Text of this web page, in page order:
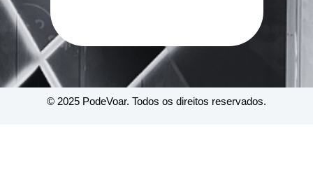
© 2025 PodeVoar. Todos os direitos reservados.